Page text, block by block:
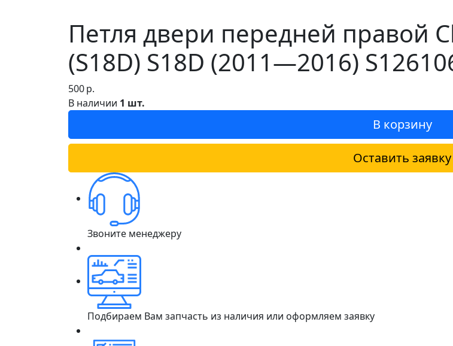
Петля двери передней правой
(S18D) S18D (2011—2016)
500р.
В наличии 1 шт.
В корзину
Оставить заявку
Звоните менеджеру
Подбираем Вам запчасть из наличия или оформляем заявку